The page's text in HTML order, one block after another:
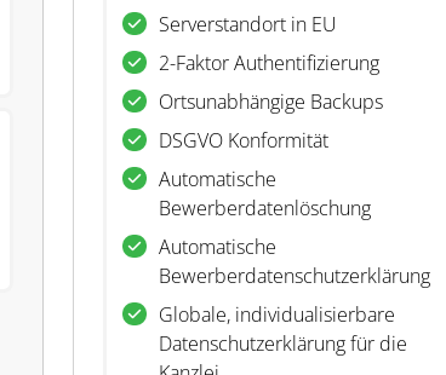
Serverstandort in EU
2-Faktor Authentifizierung
Ortsunabhängige Backups
DSGVO Konformität
Automatische
Bewerberdatenlöschung
Automatische
Bewerberdatenschutzerklärung
Globale, individualisierbare
Datenschutzerklärung für die